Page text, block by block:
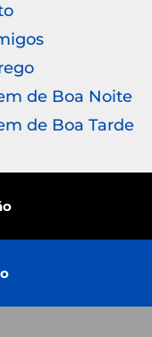
de Boa Noite
de Boa Tarde